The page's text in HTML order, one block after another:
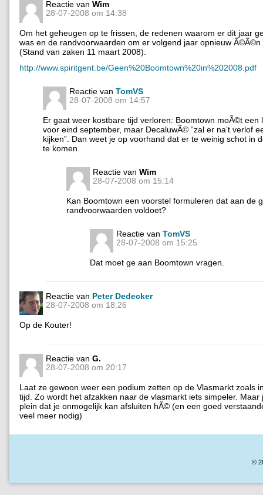
Reactie van Wim
28-07-2008 om 14:38
Om het geheugen op te frissen, de redenen waarom er dit jaar
was en de randvoorwaarden om er volgend jaar opnieuw Ã©Ã©n
(Stand van zaken 11 maart 2008).
http://www.spiritgent.be/Geen%20Boomtown%20in%202008.pdf
Reactie van TomVS
28-07-2008 om 14:57
Er gaat weer kostbare tijd verloren: Boomtown moÃ©t een
voor eind september, maar DecaluwÃ© “zal er na’t verlof
kijken”. Dan weet je op voorhand dat er te weinig schot in
te komen.
Reactie van Wim
28-07-2008 om 15:14
Kan Boomtown een voorstel formuleren dat aan de
randvoorwaarden voldoet?
Reactie van TomVS
28-07-2008 om 15:25
Dat moet ge aan Boomtown vragen.
Reactie van Peter Dedecker
28-07-2008 om 18:26
Op de Kouter!
Reactie van G.
28-07-2008 om 20:17
Laat ze gewoon weer een podium zetten op de Vlasmarkt zoals
tijd. Zo wordt het afzakken naar de vlasmarkt iets simpeler. Maar
plein dat je onmogelijk kan afsluiten hÃ© (en een goed
veel meer nodig)
©